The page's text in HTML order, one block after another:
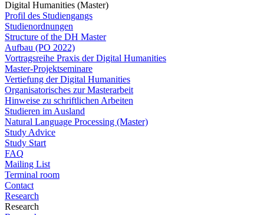
Digital Humanities (Master)
Profil des Studiengangs
Studienordnungen
Structure of the DH Master
Aufbau (PO 2022)
Vortragsreihe Praxis der Digital Humanities
Master-Projektseminare
Vertiefung der Digital Humanities
Organisatorisches zur Masterarbeit
Hinweise zu schriftlichen Arbeiten
Studieren im Ausland
Natural Language Processing (Master)
Study Advice
Study Start
FAQ
Mailing List
Terminal room
Contact
Research
Research